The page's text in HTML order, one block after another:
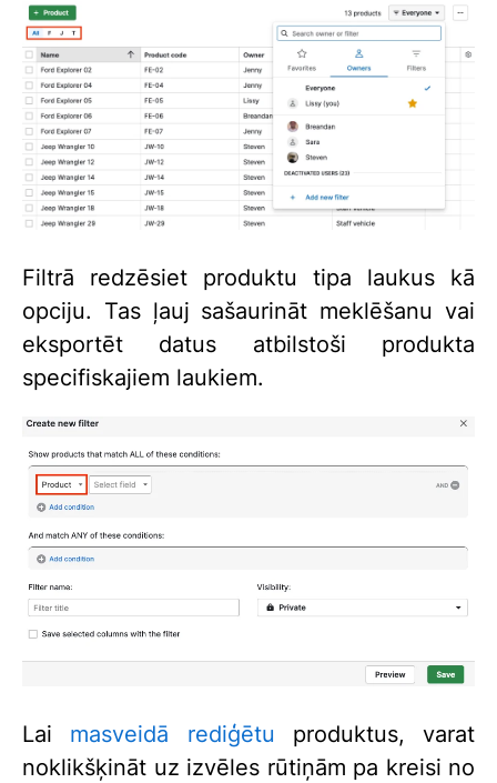
Filtrā redzēsiet produktu tipa laukus kā
opciju. Tas ļauj sašaurināt meklēšanu vai
eksportēt datus atbilstoši produkta
specifiskajiem laukiem.
Lai masveidā rediģētu produktus, varat
noklikšķināt uz izvēles rūtiņām pa kreisi no